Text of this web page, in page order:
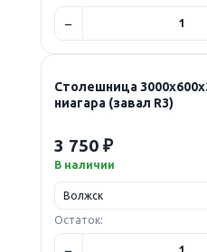
Столешница
ниагара (завал R3)
3 750 ₽
В наличии
Остаток: